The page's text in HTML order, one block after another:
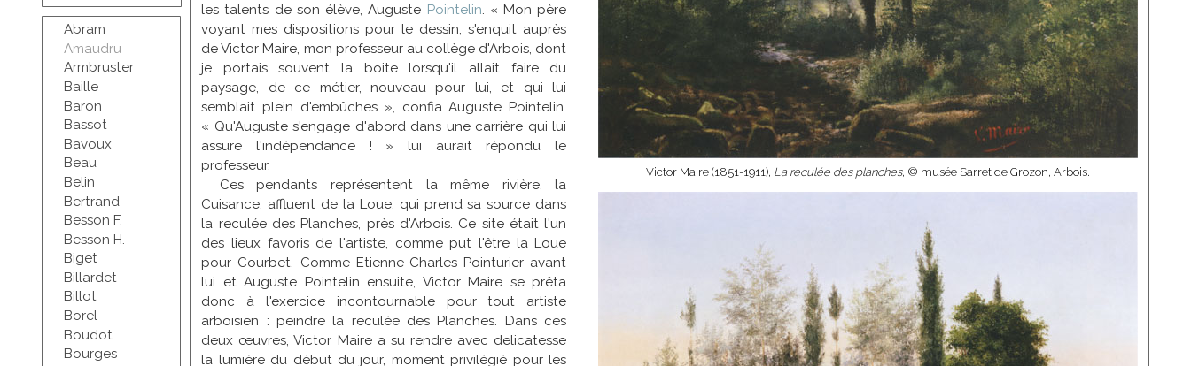
Abram
Amaudru
Armbruster
Baille
Baron
Bassot
Bavoux
Beau
Belin
Bertrand
Besson F.
Besson H.
Biget
Billardet
Billot
Borel
Boudot
Bourges
les talents de son élève, Auguste Pointelin. « Mon père
voyant mes dispositions pour le dessin, s'enquit auprès
de Victor Maire, mon professeur au collège d'Arbois, dont
je portais souvent la boite lorsqu'il allait faire du
paysage, de ce métier, nouveau pour lui, et qui lui
semblait plein d'embûches », confia Auguste Pointelin.
« Qu'Auguste s'engage d'abord dans une carrière qui lui
assure l'indépendance ! » lui aurait répondu le
professeur.
Ces pendants représentent la même rivière, la
Cuisance, affluent de la Loue, qui prend sa source dans
la reculée des Planches, près d'Arbois. Ce site était l'un
des lieux favoris de l'artiste, comme put l'être la Loue
pour Courbet. Comme Etienne-Charles Pointurier avant
lui et Auguste Pointelin ensuite, Victor Maire se prêta
donc à l'exercice incontournable pour tout artiste
arboisien : peindre la reculée des Planches. Dans ces
deux œuvres, Victor Maire a su rendre avec delicatesse
la lumière du début du jour, moment privilégié pour les
Victor Maire (1851-1911), La reculée des planches, © musée Sarret de Grozon, Arbois.